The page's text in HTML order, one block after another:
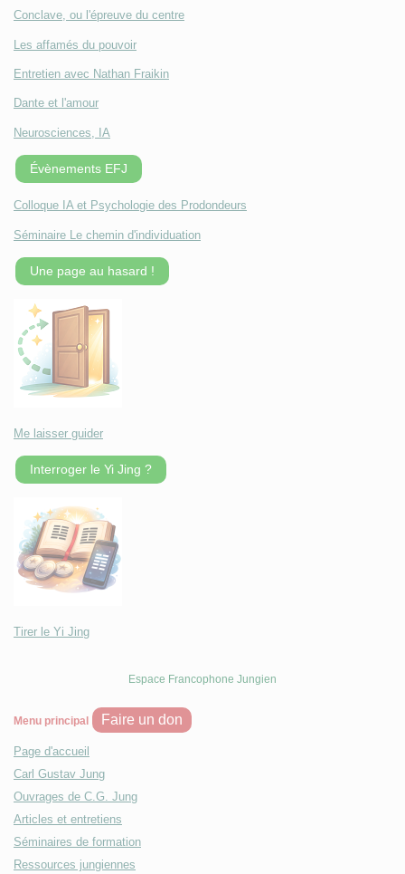
Conclave, ou l'épreuve du centre
Les affamés du pouvoir
Entretien avec Nathan Fraikin
Dante et l'amour
Neurosciences, IA
Évènements EFJ
Colloque IA et Psychologie des Prodondeurs
Séminaire Le chemin d'individuation
Une page au hasard !
Me laisser guider
Interroger le Yi Jing ?
Tirer le Yi Jing
Espace Francophone Jungien
Menu principal Faire un don
Page d'accueil
Carl Gustav Jung
Ouvrages de C.G. Jung
Articles et entretiens
Séminaires de formation
Ressources jungiennes